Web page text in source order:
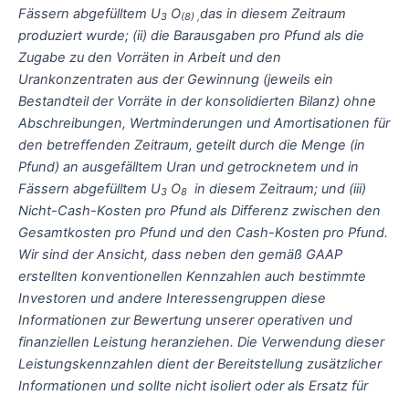
Fässern abgefülltem U3 O(8) ,das in diesem Zeitraum
produziert wurde; (ii) die Barausgaben pro Pfund als die
Zugabe zu den Vorräten in Arbeit und den
Urankonzentraten aus der Gewinnung (jeweils ein
Bestandteil der Vorräte in der konsolidierten Bilanz) ohne
Abschreibungen, Wertminderungen und Amortisationen für
den betreffenden Zeitraum, geteilt durch die Menge (in
Pfund) an ausgefälltem Uran und getrocknetem und in
Fässern abgefülltem U3 O8 in diesem Zeitraum; und (iii)
Nicht-Cash-Kosten pro Pfund als Differenz zwischen den
Gesamtkosten pro Pfund und den Cash-Kosten pro Pfund.
Wir sind der Ansicht, dass neben den gemäß GAAP
erstellten konventionellen Kennzahlen auch bestimmte
Investoren und andere Interessengruppen diese
Informationen zur Bewertung unserer operativen und
finanziellen Leistung heranziehen. Die Verwendung dieser
Leistungskennzahlen dient der Bereitstellung zusätzlicher
Informationen und sollte nicht isoliert oder als Ersatz für